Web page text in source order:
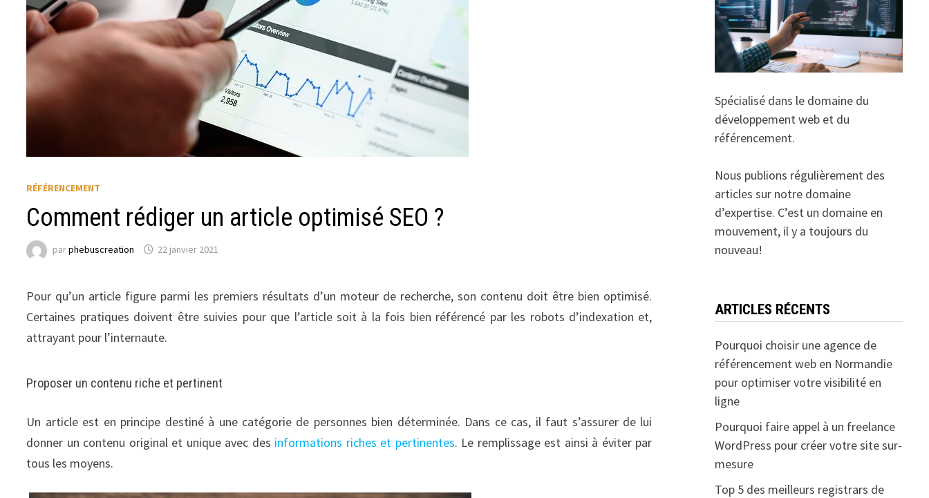
RÉFÉRENCEMENT
Comment rédiger un article optimisé SEO ?
parphebuscreation 22 janvier 2021
Pour qu’un article figure parmi les premiers résultats d’un moteur de recherche, son contenu doit être bien optimisé.
Certaines pratiques doivent être suivies pour que l’article soit à la fois bien référencé par les robots d’indexation et,
attrayant pour l’internaute.
Proposer un contenu riche et pertinent
Un article est en principe destiné à une catégorie de personnes bien déterminée. Dans ce cas, il faut s’assurer de lui
donner un contenu original et unique avec des informations riches et pertinentes. Le remplissage est ainsi à éviter par
tous les moyens.
Spécialisé dans le domaine du
développement web et du
référencement.
Nous publions régulièrement des
articles sur notre domaine
d’expertise. C’est un domaine en
mouvement, il y a toujours du
nouveau!
ARTICLES RÉCENTS
Pourquoi choisir une agence de
référencement web en Normandie
pour optimiser votre visibilité en
ligne
Pourquoi faire appel à un freelance
WordPress pour créer votre site sur-
mesure
Top 5 des meilleurs registrars de